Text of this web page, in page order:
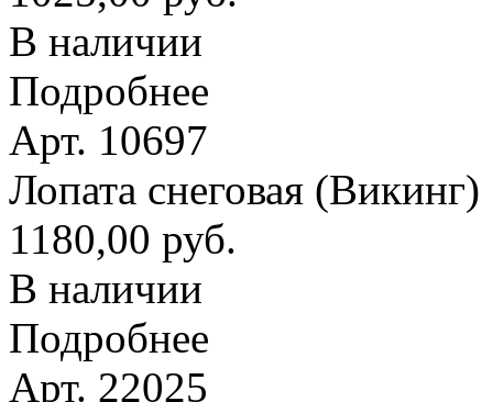
В наличии
Подробнее
Арт. 10697
Лопата снеговая
1180,00 руб.
В наличии
Подробнее
Арт. 22025